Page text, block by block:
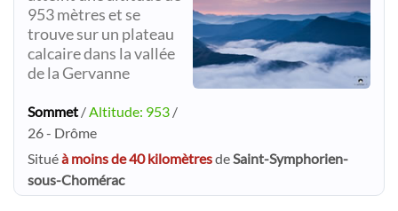
953 mètres et se
trouve sur un plateau
calcaire dans la vallée
de la Gervanne
Sommet / Altitude: 953 /
26 - Drôme
Situéà moins de 40 kilomètresde Saint-Symphorien-
sous-Chomérac